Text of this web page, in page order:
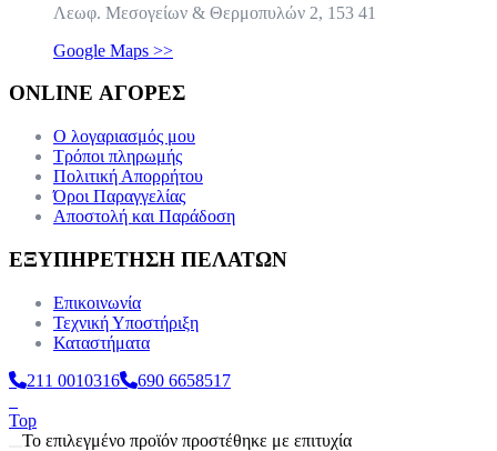
Λεωφ. Μεσογείων & Θερμοπυλών 2, 153 41
Google Maps >>
ONLINE ΑΓΟΡΕΣ
Ο λογαριασμός μου
Τρόποι πληρωμής
Πολιτική Απορρήτου
Όροι Παραγγελίας
Αποστολή και Παράδοση
ΕΞΥΠΗΡΕΤΗΣΗ ΠΕΛΑΤΩΝ
Επικοινωνία
Τεχνική Υποστήριξη
Καταστήματα
211 0010316
690 6658517
Top
Το επιλεγμένο προϊόν προστέθηκε με επιτυχία